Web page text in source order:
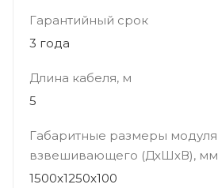
Гарантийный срок
3 года
Длина кабеля, м
5
Габаритные размеры модуля
взвешивающего (ДхШхВ), мм
1500x1250x100